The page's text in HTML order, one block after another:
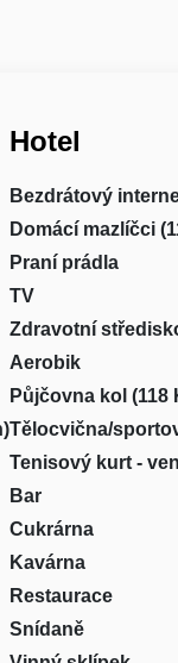
Hotel
Bezdrátový
Domácí mazlíčci
Praní prádla
TV
Zdravotní
Aerobik
Půjčovna kol (118
Tělocvična/
Tenisový kurt -
Bar
Cukrárna
Kavárna
Restaurace
Snídaně